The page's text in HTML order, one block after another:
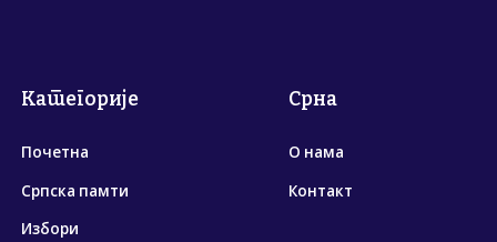
Категорије
Почетна
Српска памти
Избори
Срна
О нама
Контакт